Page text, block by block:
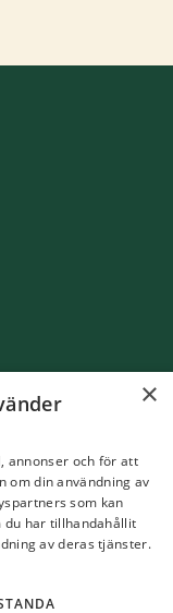
×
annonser och för att
om din användning av
som kan
du har tillhandahållit
av deras tjänster.